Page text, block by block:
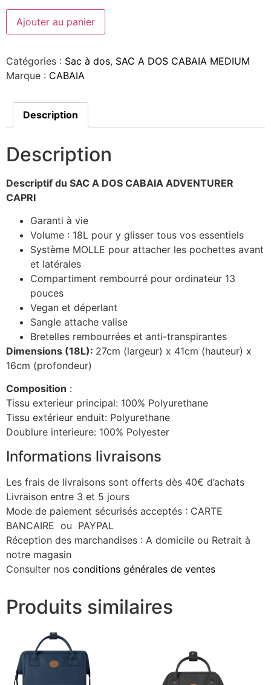
Ajouter au panier
Catégories : Sac à dos, SAC A DOS CABAIA MEDIUM
Marque : CABAIA
Description
Description
Descriptif du SAC A DOS CABAIA ADVENTURER
CAPRI
Garanti à vie
Volume : 18L pour y glisser tous vos essentiels
Système MOLLE pour attacher les pochettes avant
et latérales
Compartiment rembourré pour ordinateur 13
pouces
Vegan et déperlant
Sangle attache valise
Bretelles rembourrées et anti-transpirantes
Dimensions (18L): 27cm (largeur) x 41cm (hauteur) x
16cm (profondeur)
Composition :
Tissu exterieur principal: 100% Polyurethane
Tissu extérieur enduit: Polyurethane
Doublure interieure: 100% Polyester
Informations livraisons
Les frais de livraisons sont offerts dès 40€ d’achats
Livraison entre 3 et 5 jours
Mode de paiement sécurisés acceptés : CARTE
BANCAIRE ou PAYPAL
Réception des marchandises : A domicile ou Retrait à
notre magasin
Consulter nos conditions générales de ventes
Produits similaires